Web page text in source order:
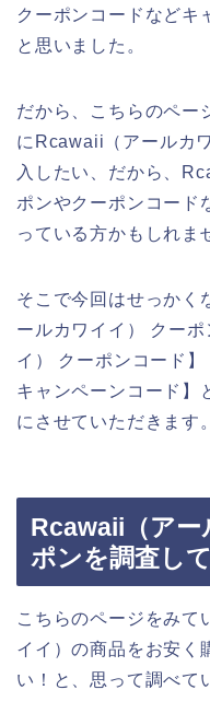
クーポンコードなどキ
と思いました。
だから、こちらのペー
にRcawaii（アールカ
入したい、だから、
ポンやクーポンコード
っている方かもしれま
そこで今回はせっかく
ールカワイイ） クー
イ） クーポンコード
キャンペーンコード】
にさせていただきます。
Rcawaii（アー
ポンを調査し
こちらのページをみて
イイ）の商品をお安く
い！と、思って調べて